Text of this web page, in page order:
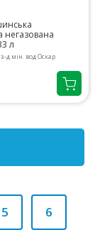
негазована
л
д мін. вод Оскар
5 6